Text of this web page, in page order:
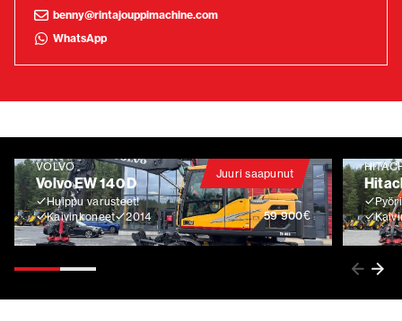
benny@rintajouppimachine.com
WhatsApp
Juuri saapunut
VOLVO
Volvo EW 140 D
Huippu varusteet!
Kaivinkoneet
2014 59 900€